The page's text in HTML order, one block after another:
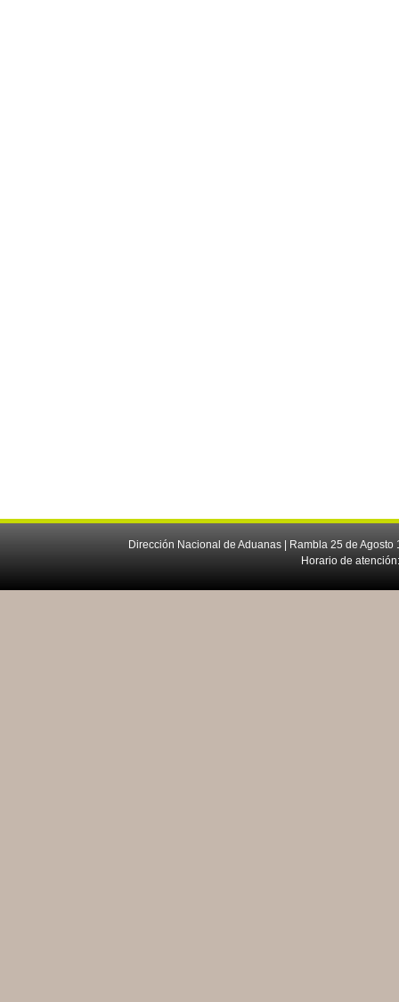
Dirección Nacional de Aduanas | Rambla 25 de
Horario de